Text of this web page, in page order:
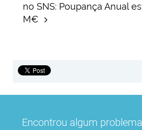
no SNS: Poupança Anual
M€
Encontrou algum